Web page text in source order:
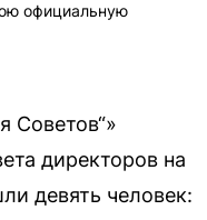
официальную
Советов“»
директоров на
девять человек: